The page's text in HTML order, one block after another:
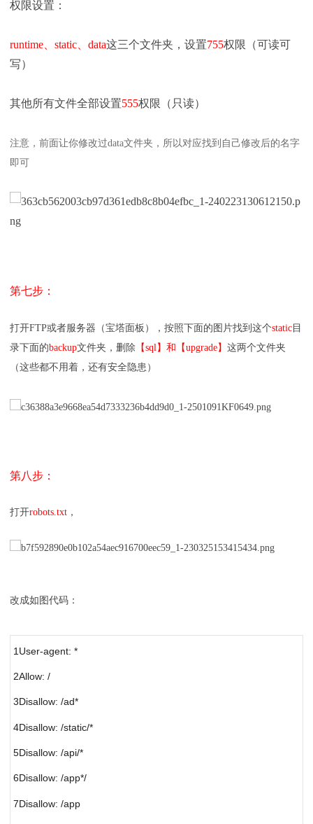
权限设置：
runtime、static、data这三个文件夹，设置755权限（可读可
写）
其他所有文件全部设置555权限（只读）
注意，前面让你修改过data文件夹，所以对应找到自己修改后的名字
即可
第七步：
打开FTP或者服务器（宝塔面板），按照下面的图片找到这个static 目
录下面的backup文件夹，删除 【sql】和【upgrade】 这两个文件夹
（这些都不用着，还有安全隐患）
第八步：
打开robots.txt ，
改成如图代码：
1User-agent: *
2Allow: /
3Disallow: /ad*
4Disallow: /static/*
5Disallow: /api/*
6Disallow: /app*/
7Disallow: /app